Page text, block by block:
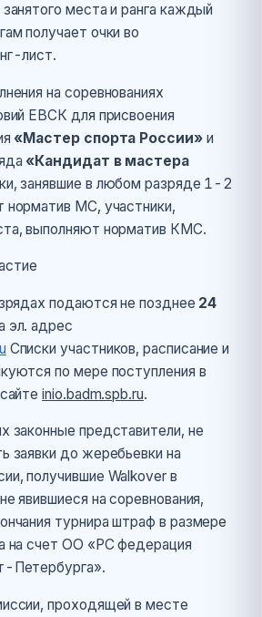
места и ранга каждый
получает очки во
лист.
на соревнованиях
ЕВСК для присвоения
«Мастер спорта России» и
«Кандидат в мастера
занявшие в любом разряде 1-2
МС, участники,
выполняют норматив КМС.
подаются не позднее 24
эл. адрес
Списки участников, расписание и
по мере поступления в
inio.badm.spb.ru.
законные представители, не
заявки до жеребьевки на
получившие Walkover в
явившиеся на соревнования,
турнира штраф в размере
на счет ОО «РС федерация
Петербурга».
проходящей в месте